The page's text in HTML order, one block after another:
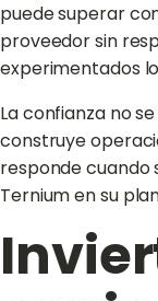
puede superar
proveedor sin
experimentados
La confianza no
construye
responde cuando
Ternium en su